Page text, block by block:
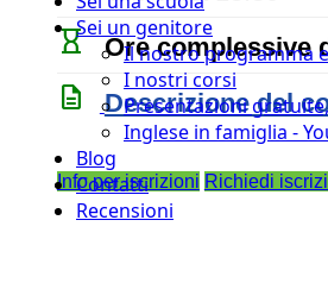
Sei un genitore
Il nostro programma
I nostri corsi
Presentazioni
Inglese in famiglia -
Blog
Contatti
Recensioni
hourglass_empty Ore complessive
description Descrizione del
Info per iscrizioni Richiedi